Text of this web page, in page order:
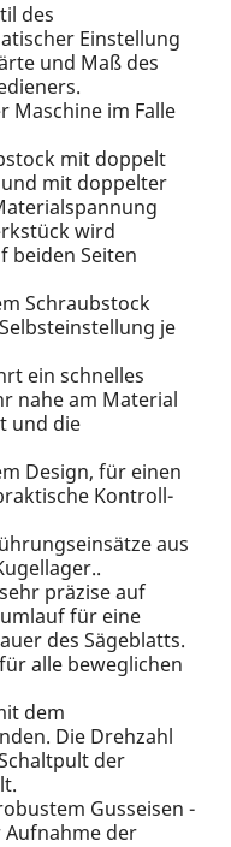
des
Einstellung
und Maß des
Maschine im Falle
mit doppelt
mit doppelter
wird
beiden Seiten
Schraubstock
je
ein schnelles
nahe am Material
und die
Design, für einen
Kontroll-
aus
präzise auf
für eine
des Sägeblatts.
alle beweglichen
dem
Die Drehzahl
der
Gusseisen -
der